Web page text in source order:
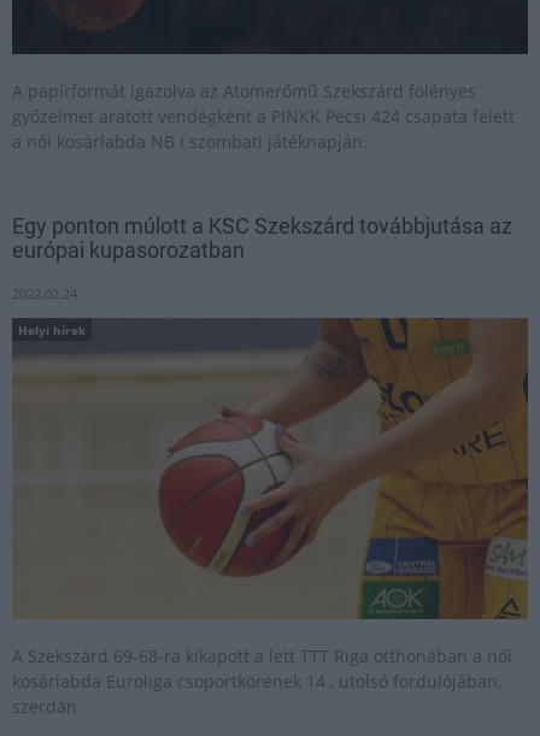
A papírformát igazolva az Atomerőmű Szekszárd fölényes
győzelmet aratott vendégként a PINKK Pécsi 424 csapata felett
a női kosárlabda NB I szombati játéknapján.
Egy ponton múlott a KSC Szekszárd továbbjutása az
európai kupasorozatban
2022.02.24
Helyi hírek
A Szekszárd 69-68-ra kikapott a lett TTT Riga otthonában a női
kosárlabda Euroliga csoportkörének 14., utolsó fordulójában,
szerdán